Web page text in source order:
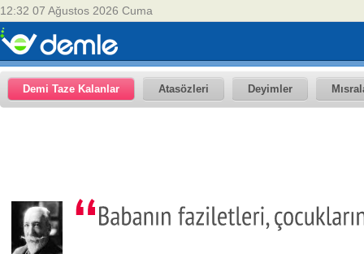
12:32 07 Ağustos 2026 Cuma
Demi Taze Kalanlar Atasözleri Deyimler